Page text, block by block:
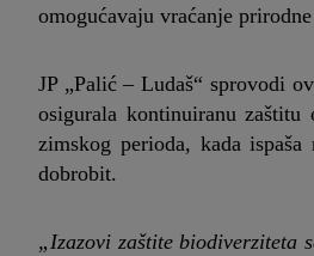
omogućavaju vraćanje
JP „Palić – Ludaš“ sprovodi
osigurala kontinuiranu
zimskog perioda, kada
dobrobit.
„Izazovi zaštite biodiverziteta